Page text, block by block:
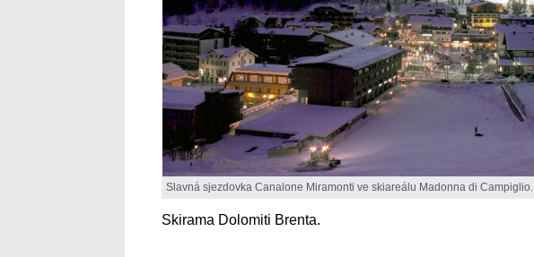
Slavná sjezdovka Canalone Miramonti ve skiareálu Madonna di Campiglio.
Skirama Dolomiti Brenta.